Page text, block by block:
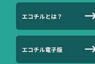
エコチルとは？
エコチル電子版